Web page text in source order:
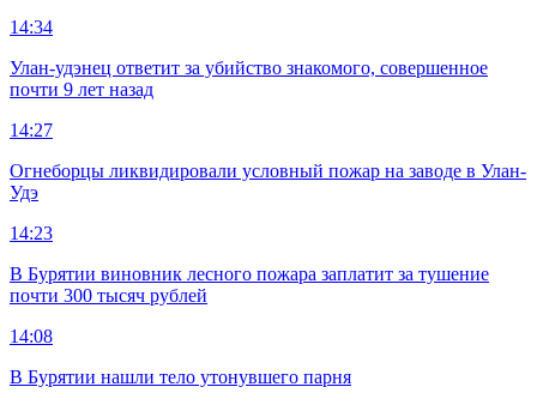
14:34
Улан-удэнец ответит за убийство знакомого, совершенное
почти 9 лет назад
14:27
Огнеборцы ликвидировали условный пожар на заводе в Улан-
Удэ
14:23
В Бурятии виновник лесного пожара заплатит за тушение
почти 300 тысяч рублей
14:08
В Бурятии нашли тело утонувшего парня